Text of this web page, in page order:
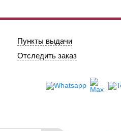
Пункты выдачи
Отследить заказ